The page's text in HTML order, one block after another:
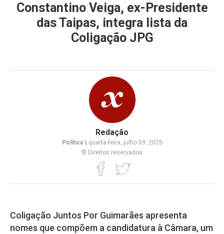
Constantino Veiga, ex-Presidente
das Taipas, integra lista da
Coligação JPG
Redação
Política \quarta-feira, julho 09, 2025
© Direitos reservados
Coligação Juntos Por Guimarães apresenta
nomes que compõem a candidatura à Câmara, um